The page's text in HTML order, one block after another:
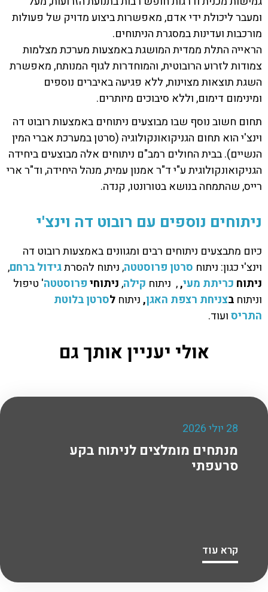
ומעבר ליכולת ידי אדם, מאפשרות ביצוע מדויק של פעולות
מורכבות ועדינות במסגרת הניתוחים.
הראייה התלת ממדית המושגת באמצעות מערכת מצלמות
צמודות לזרוע הרובוטית, והמוחדרות לגוף המנותח, מאפשרת
השגת תוצאות מצוינות, ללא פגיעה באיברים נוספים
ומינימום דימום, וללא סיבוכים מיותרים.
תחום חשוב נוסף שבו מבוצעים ניתוחים באמצעות רובוט דה
וינצ'י הוא תחום הגניקואונקולוגיה (סרטן במערכת אברי המין
הנשיים). בבית החולים רמב"ם ניתוחים אלה מבוצעים ביחידה
הגניקואונקולוגית ע"י ד"ר אמנון עמית, מנהל היחידה, וד"ר ארי
רייס, שהתמחה בנושא בטורונטו, קנדה.
ניתוחים נוספים עם רובוט דה וינצ'י
כיום מתבצעים ניתוחים רבים ומגוונים באמצעות רובוט דה
וינצ'י כגון: ניתוח סרטן פרוסטטה, ניתוח להסרתגידול ברחם,
ניתוח כריתת מעי,, ניתוח קילה,ניתוחיפרוסטטה' טיפול
וניתוח בצניחת רצפת האגן,ניתוח לסרטן בלוטת
התריסועוד.
אולי יעניין אותך גם
28 יולי 2026
מנתחים מומלצים לניתוח בקע
סרעפתי
קרא עוד